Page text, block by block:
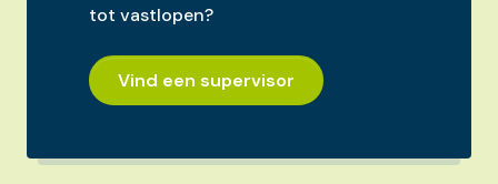
tot vastlopen?
Vind een supervisor